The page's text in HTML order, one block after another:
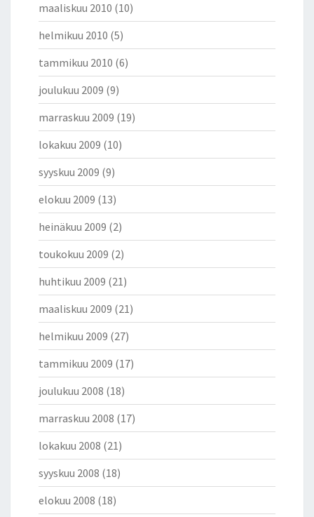
maaliskuu 2010 (10)
helmikuu 2010 (5)
tammikuu 2010 (6)
joulukuu 2009 (9)
marraskuu 2009 (19)
lokakuu 2009 (10)
syyskuu 2009 (9)
elokuu 2009 (13)
heinäkuu 2009 (2)
toukokuu 2009 (2)
huhtikuu 2009 (21)
maaliskuu 2009 (21)
helmikuu 2009 (27)
tammikuu 2009 (17)
joulukuu 2008 (18)
marraskuu 2008 (17)
lokakuu 2008 (21)
syyskuu 2008 (18)
elokuu 2008 (18)